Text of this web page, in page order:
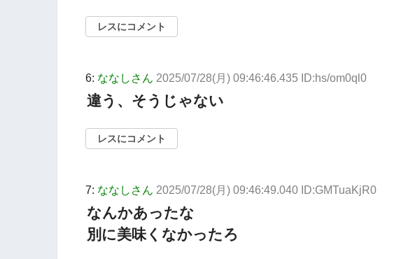
レスにコメント
6: ななしさん 2025/07/28(月) 09:46:46.435 ID:hs/om0ql0
違う、そうじゃない
レスにコメント
7: ななしさん 2025/07/28(月) 09:46:49.040 ID:GMTuaKjR0
なんかあったな
別に美味くなかったろ